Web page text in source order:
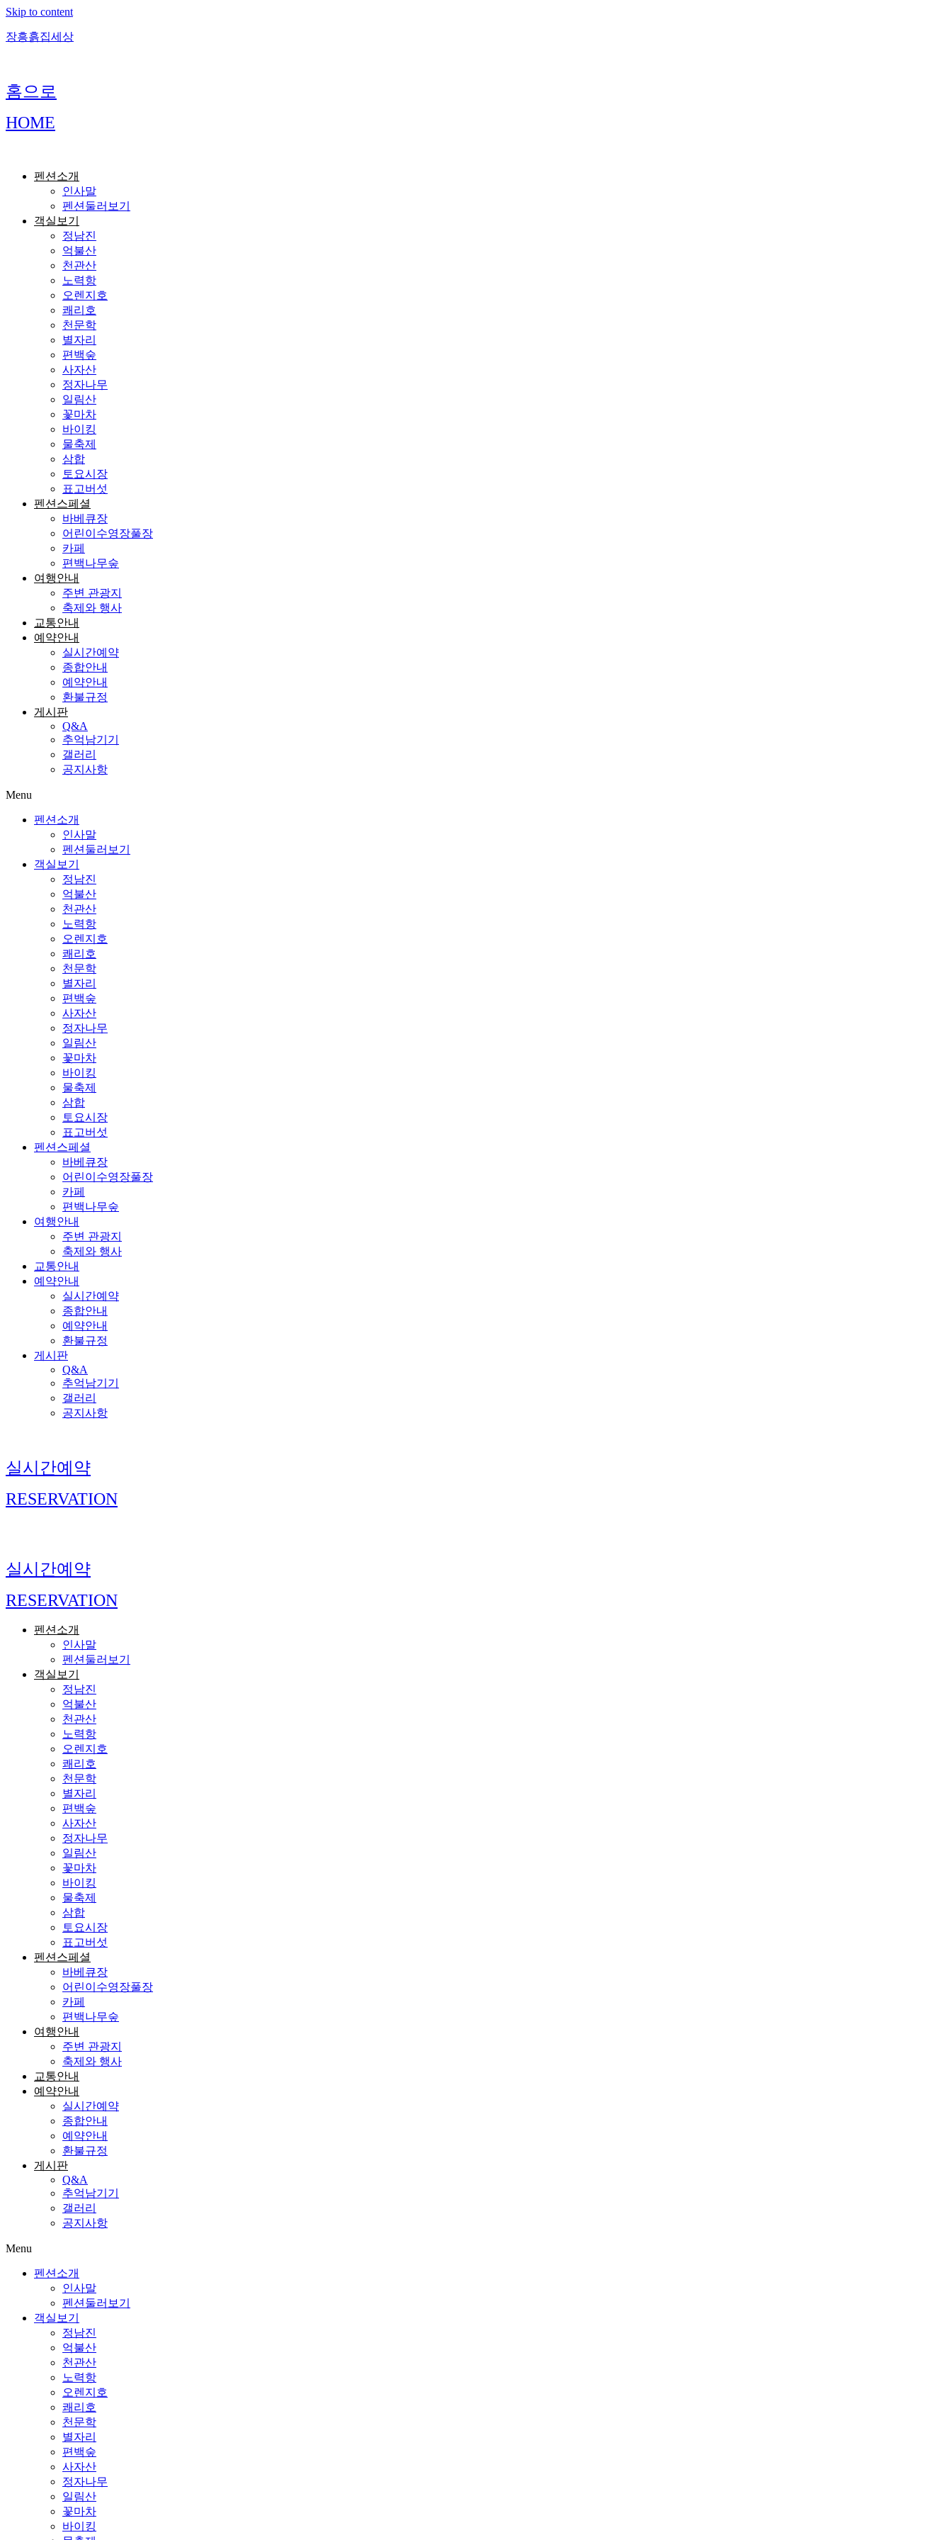
Skip to content
장흥흙집세상
홈으로
HOME
펜션소개
인사말
펜션둘러보기
객실보기
정남진
억불산
천관산
노력항
오렌지호
쾌리호
천문학
별자리
편백숲
사자산
정자나무
일림산
꽃마차
바이킹
물축제
삼합
토요시장
표고버섯
펜션스페셜
바베큐장
어린이수영장풀장
카페
편백나무숲
여행안내
주변 관광지
축제와 행사
교통안내
예약안내
실시간예약
종합안내
예약안내
환불규정
게시판
Q&A
추억남기기
갤러리
공지사항
Menu
펜션소개
인사말
펜션둘러보기
객실보기
정남진
억불산
천관산
노력항
오렌지호
쾌리호
천문학
별자리
편백숲
사자산
정자나무
일림산
꽃마차
바이킹
물축제
삼합
토요시장
표고버섯
펜션스페셜
바베큐장
어린이수영장풀장
카페
편백나무숲
여행안내
주변 관광지
축제와 행사
교통안내
예약안내
실시간예약
종합안내
예약안내
환불규정
게시판
Q&A
추억남기기
갤러리
공지사항
실시간예약
RESERVATION
실시간예약
RESERVATION
펜션소개
인사말
펜션둘러보기
객실보기
정남진
억불산
천관산
노력항
오렌지호
쾌리호
천문학
별자리
편백숲
사자산
정자나무
일림산
꽃마차
바이킹
물축제
삼합
토요시장
표고버섯
펜션스페셜
바베큐장
어린이수영장풀장
카페
편백나무숲
여행안내
주변 관광지
축제와 행사
교통안내
예약안내
실시간예약
종합안내
예약안내
환불규정
게시판
Q&A
추억남기기
갤러리
공지사항
Menu
펜션소개
인사말
펜션둘러보기
객실보기
정남진
억불산
천관산
노력항
오렌지호
쾌리호
천문학
별자리
편백숲
사자산
정자나무
일림산
꽃마차
바이킹